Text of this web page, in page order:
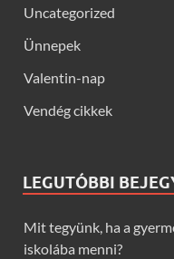
Uncategorized
Ünnepek
Valentin-nap
Vendég cikkek
LEGUTÓBBI
Mit tegyünk, ha a
iskolába menni?